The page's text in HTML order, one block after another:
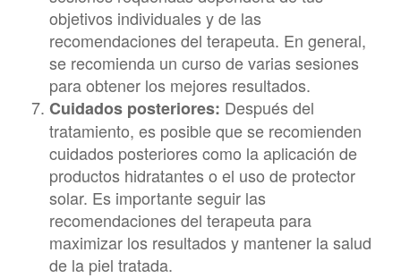
objetivos individuales y de las
recomendaciones del terapeuta. En general,
se recomienda un curso de varias sesiones
para obtener los mejores resultados.
Cuidados posteriores: Después del
tratamiento, es posible que se recomienden
cuidados posteriores como la aplicación de
productos hidratantes o el uso de protector
solar. Es importante seguir las
recomendaciones del terapeuta para
maximizar los resultados y mantener la salud
de la piel tratada.